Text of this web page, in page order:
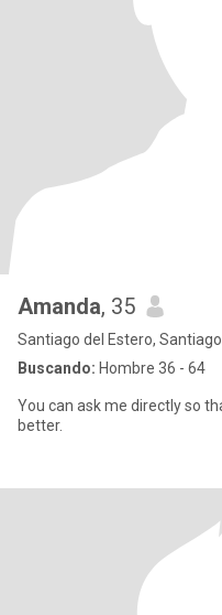
Amanda, 35
Santiago del Estero,
Buscando: Hombre 36 - 64
You can ask me directly so
better.